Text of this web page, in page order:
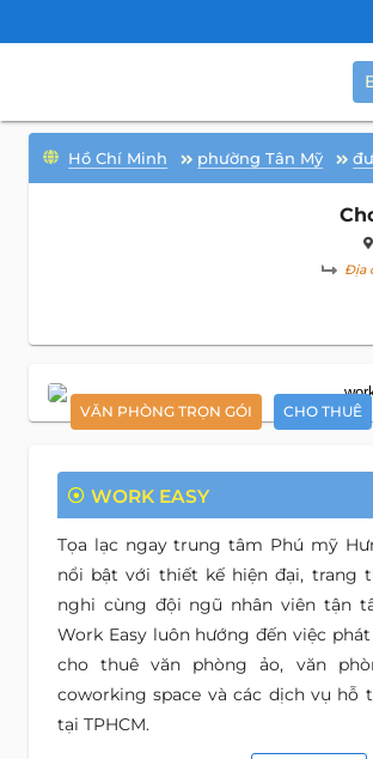
Hồ Chí Minh phường Tân Mỹ
Địa
VĂN PHÒNG TRỌN GÓI CHO THUÊ
WORK EASY
Tọa lạc ngay trung tâm Phú mỹ
nổi bật với thiết kế hiện đại, trang
nghi cùng đội ngũ nhân viên tận
Work Easy luôn hướng đến việc
cho thuê văn phòng ảo, văn
coworking space và các dịch vụ hỗ
tại TPHCM.